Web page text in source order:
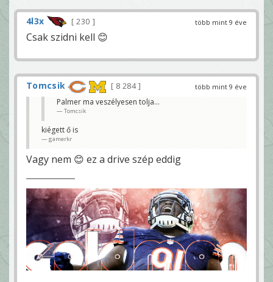
több mint 9 éve
4l3x 230
Csak szidni kell 😊
több mint 9 éve
Tomcsik
8 284
Palmer ma veszélyesen tolja...
Tomcsik
kiégett ő is
gamerkr
Vagy nem 😊 ez a drive szép eddig